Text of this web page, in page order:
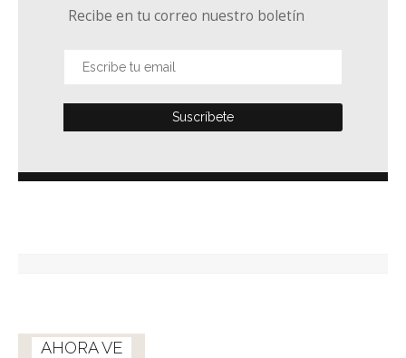
Recibe en tu correo nuestro boletín
AHORA VE